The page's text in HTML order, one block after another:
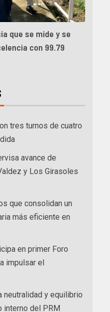
que se mide y se
con 99.79
tres turnos de cuatro
avance de
y Los Girasoles
que consolidan un
más eficiente en
en primer Foro
impulsar el
neutralidad y equilibrio
interno del PRM